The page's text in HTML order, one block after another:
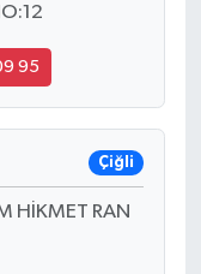
95
Çiğli
HİKMET RAN